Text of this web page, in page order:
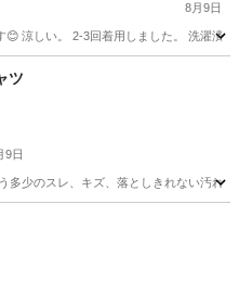
8月9日
涼しい。 2-3回着用しました。 洗濯済
ツ
9日
多少のスレ、キズ、落としきれない汚